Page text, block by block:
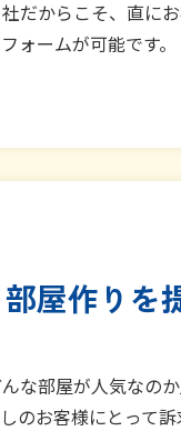
だからこそ、直に
ォームが可能です。
屋作りを
な部屋が人気なのか
のお客様にとって